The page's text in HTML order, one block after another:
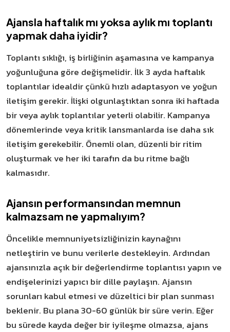
Ajansla haftalık mı yoksa aylık mı toplantı
yapmak daha iyidir?
Toplantı sıklığı, iş birliğinin aşamasına ve kampanya
yoğunluğuna göre değişmelidir. İlk 3 ayda haftalık
toplantılar idealdir çünkü hızlı adaptasyon ve yoğun
iletişim gerekir. İlişki olgunlaştıktan sonra iki haftada
bir veya aylık toplantılar yeterli olabilir. Kampanya
dönemlerinde veya kritik lansmanlarda ise daha sık
iletişim gerekebilir. Önemli olan, düzenli bir ritim
oluşturmak ve her iki tarafın da bu ritme bağlı
kalmasıdır.
Ajansın performansından memnun
kalmazsam ne yapmalıyım?
Öncelikle memnuniyetsizliğinizin kaynağını
netleştirin ve bunu verilerle destekleyin. Ardından
ajansınızla açık bir değerlendirme toplantısı yapın ve
endişelerinizi yapıcı bir dille paylaşın. Ajansın
sorunları kabul etmesi ve düzeltici bir plan sunması
beklenir. Bu plana 30-60 günlük bir süre verin. Eğer
bu sürede kayda değer bir iyileşme olmazsa, ajans